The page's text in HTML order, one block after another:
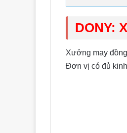
DONY:
Xưởng may
Đơn vị có đủ